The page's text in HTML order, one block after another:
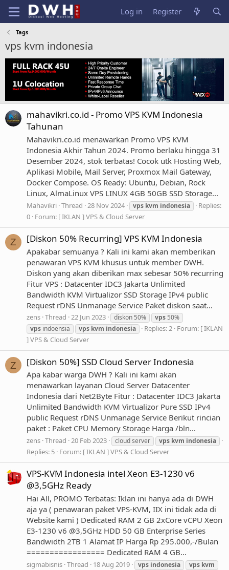
Log in Register
Tags
vps kvm indonesia
mahavikri.co.id - Promo VPS KVM Indonesia
Tahunan
Mahavikri.co.id menawarkan Promo VPS KVM
Indonesia Akhir Tahun 2024. Promo berlaku hingga 31
Desember 2024, stok terbatas! Cocok utk Hosting Web,
Aplikasi Mobile, Mail Server, Proxmox Mail Gateway,
Docker Compose. OS Ready: Ubuntu, Debian, Rock
Linux, AlmaLinux VPS LINUX 4GB 50GB SSD Storage...
Mahavikri Thread 28 Nov 2024 vps kvm indonesia
Replies:
0 Forum: [ IKLAN ] VPS & Cloud Server
Z [Diskon 50% Recurring] VPS KVM Indonesia
Apakabar semuanya ? Kali ini kami akan memberikan
penawaran VPS KVM khusus untuk member DWH.
Diskon yang akan diberikan max sebesar 50% recurring
Fitur VPS : Datacenter IDC3 Jakarta Unlimited
Bandwidth KVM Virtualizor SSD Storage IPv4 public
Request rDNS Unmanage Service Paket diskon saat...
zens Thread 22 Jun 2023 diskon 50% vps 50%
vps indoensia vps kvm indonesia Replies: 2 Forum: [ IKLAN
] VPS & Cloud Server
Z [Diskon 50%] SSD Cloud Server Indonesia
Apa kabar warga DWH ? Kali ini kami akan
menawarkan layanan Cloud Server Datacenter
Indonesia dari Net2Byte Fitur : Datacenter IDC3 Jakarta
Unlimited Bandwidth KVM Virtualizor Pure SSD IPv4
public Request rDNS Unmanage Service Berikut rincian
paket : Paket CPU Memory Storage Harga /bln...
zens Thread 20 Feb 2023 cloud server vps kvm indonesia
Replies: 5 Forum: [ IKLAN ] VPS & Cloud Server
VPS-KVM Indonesia intel Xeon E3-1230 v6
@3,5GHz Ready
Hai All, PROMO Terbatas: Iklan ini hanya ada di DWH
aja ya ( penawaran paket VPS-KVM, IIX ini tidak ada di
Website kami ) Dedicated RAM 2 GB 2xCore vCPU Xeon
E3-1230 v6 @3,5GHz HDD 50 GB Enterprise Series
Bandwidth 2TB 1 Alamat IP Harga Rp 295.000,-/Bulan
================= Dedicated RAM 4 GB...
sigmabisnis Thread 18 Aug 2019 vps indonesia vps kvm